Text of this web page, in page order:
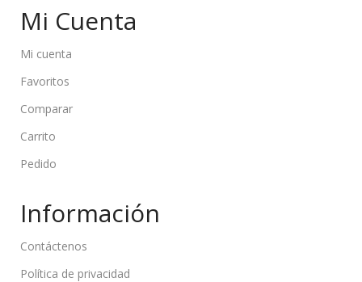
Mi Cuenta
Mi cuenta
Favoritos
Comparar
Carrito
Pedido
Información
Contáctenos
Política de privacidad